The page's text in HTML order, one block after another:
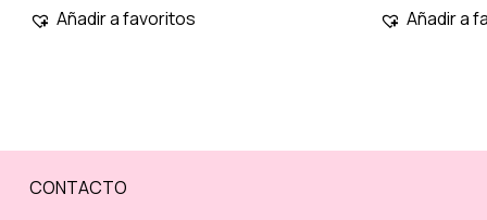
Añadir a favoritos Añadir a
CONTACTO